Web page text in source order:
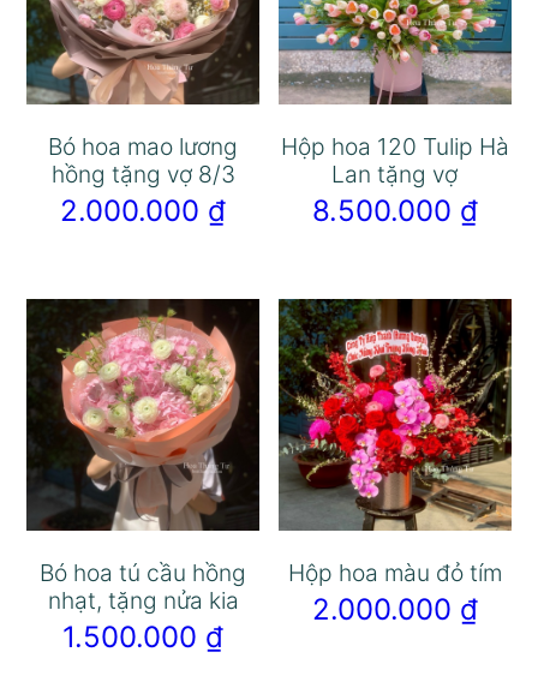
Bó hoa mao lương
hồng tặng vợ 8/3
2.000.000 ₫
Hộp hoa 120 Tulip Hà
Lan tặng vợ
8.500.000 ₫
Bó hoa tú cầu hồng
nhạt, tặng nửa kia
1.500.000 ₫
Hộp hoa màu đỏ tím
2.000.000 ₫